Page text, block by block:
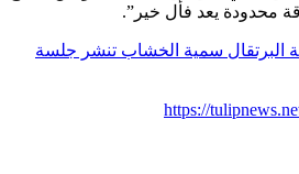
محدودة يعد فأل خير”.
البرتقال سمية الخشاب تنشر جلسة
https://